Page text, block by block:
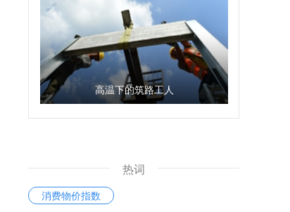
高温下的筑路工人
热词
消费物价指数